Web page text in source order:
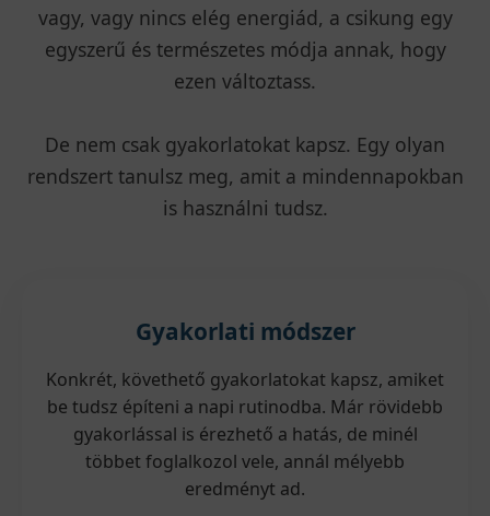
vagy, vagy nincs elég energiád, a csikung egy
egyszerű és természetes módja annak, hogy
ezen változtass.
De nem csak gyakorlatokat kapsz. Egy olyan
rendszert tanulsz meg, amit a mindennapokban
is használni tudsz.
Gyakorlati módszer
Konkrét, követhető gyakorlatokat kapsz, amiket
be tudsz építeni a napi rutinodba. Már rövidebb
gyakorlással is érezhető a hatás, de minél
többet foglalkozol vele, annál mélyebb
eredményt ad.